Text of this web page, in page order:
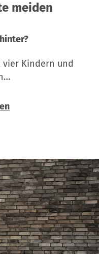
meiden
vier Kindern und